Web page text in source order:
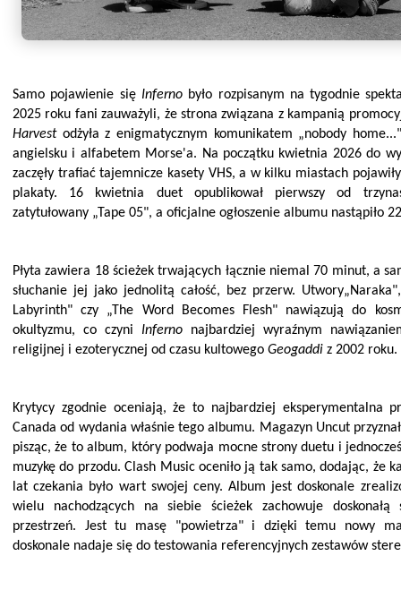
Samo pojawienie się Infernobyło rozpisanym na tygodnie
2025 roku fani zauważyli, że strona związana z kampanią
Harvestodżyła z enigmatycznym komunikatem „nobody
angielsku i alfabetem Morse'a. Na początku kwietnia 2026 do
zaczęły trafiać tajemnicze kasety VHS, a w kilku miastach
plakaty. 16 kwietnia duet opublikował pierwszy od
zatytułowany „Tape 05", a oficjalne ogłoszenie albumu nastąpiło
Płyta zawiera 18 ścieżek trwających łącznie niemal 70 minut, a
słuchanie jej jako jednolitą całość, bez przerw.
Labyrinth" czy „The Word Becomes Flesh" nawiązują do
okultyzmu, co czyni Inferno najbardziej wyraźnym
religijnej i ezoterycznej od czasu kultowego Geogaddi z 2002 roku.
Krytycy zgodnie oceniają, że to najbardziej eksperymentalna
Canada od wydania właśnie tego albumu. Magazyn Uncut
pisząc, że to album, który podwaja mocne strony duetu i
muzykę do przodu. Clash Music oceniło ją tak samo, dodając, że
lat czekania było wart swojej ceny. Album jest doskonale
wielu nachodzących na siebie ścieżek zachowuje doskonałą
przestrzeń. Jest tu masę "powietrza" i dzięki temu nowy
doskonale nadaje się do testowania referencyjnych zestawów